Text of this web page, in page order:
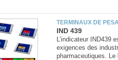
TERMINAUX DE
IND 439
L’indicateur IND439
exigences des
pharmaceutiques.